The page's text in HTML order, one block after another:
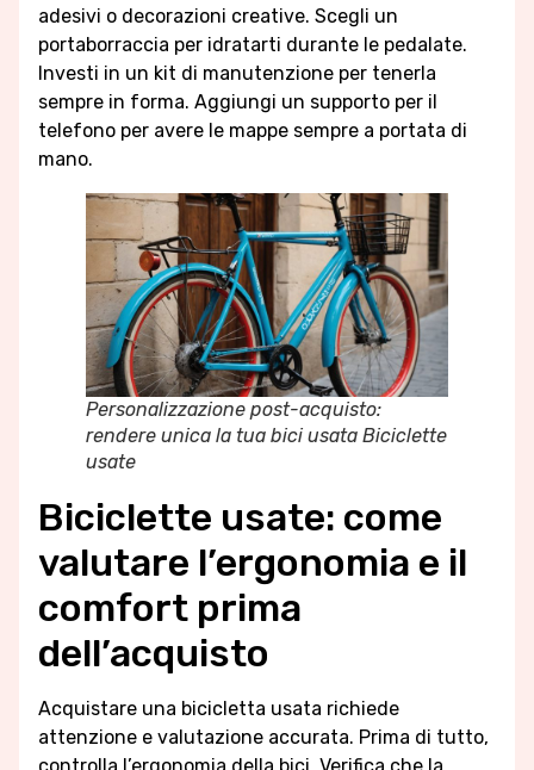
adesivi o decorazioni creative. Scegli un
portaborraccia per idratarti durante le pedalate.
Investi in un kit di manutenzione per tenerla
sempre in forma. Aggiungi un supporto per il
telefono per avere le mappe sempre a portata di
mano.
Personalizzazione post-acquisto:
rendere unica la tua bici usata Biciclette
usate
Biciclette usate: come
valutare l’ergonomia e il
comfort prima
dell’acquisto
Acquistare una bicicletta usata richiede
attenzione e valutazione accurata. Prima di tutto,
controlla l’ergonomia della bici. Verifica che la